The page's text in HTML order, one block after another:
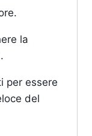
la
per essere
del